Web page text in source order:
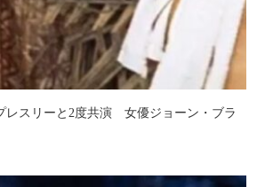
レスリーと2度共演 女優ジョーン・ブラ